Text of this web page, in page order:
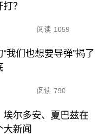
？
阅读 1059
我们也想要导弹”揭了
阅读 790
埃尔多安、夏巴兹在
大新闻